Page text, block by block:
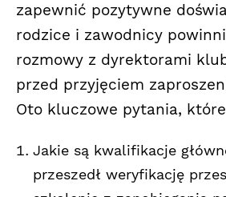
zapewnić pozytywne
rodzice i zawodnicy
rozmowy z dyrektorami
przed przyjęciem
Oto kluczowe pytania,
Jakie są kwalifikacje
przeszedł weryfikację